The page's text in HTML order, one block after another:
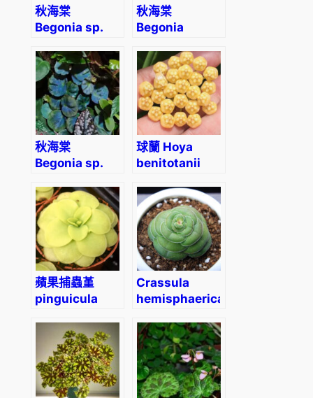
秋海棠
Begonia sp.
秋海棠
Begonia
秋海棠
Begonia sp.
球蘭 Hoya
benitotanii
蘋果捕蟲堇
pinguicula
potosiensis
Crassula
hemisphaerica